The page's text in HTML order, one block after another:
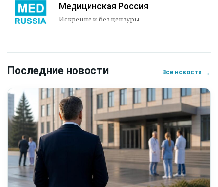
Медицинская Россия
Искренне и без цензуры
Последние новости Все новости →